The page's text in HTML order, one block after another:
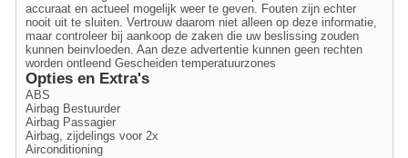
accuraat en actueel mogelijk weer te geven. Fouten zijn echter
nooit uit te sluiten. Vertrouw daarom niet alleen op deze informatie,
maar controleer bij aankoop de zaken die uw beslissing zouden
kunnen beinvloeden. Aan deze advertentie kunnen geen rechten
worden ontleend Gescheiden temperatuurzones
Opties en Extra's
ABS
Airbag Bestuurder
Airbag Passagier
Airbag, zijdelings voor 2x
Airconditioning